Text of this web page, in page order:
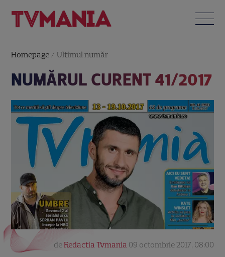
Homepage /Ultimul număr
NUMĂRUL CURENT 41/2017
deRedactia Tvmania 09 octombrie 2017, 08:00